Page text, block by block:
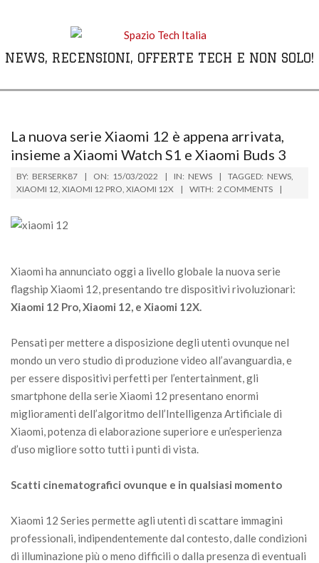
NEWS, RECENSIONI, OFFERTE TECH E NON SOLO!
MenuLa nuova serie Xiaomi 12 è appena arrivata,
insieme a Xiaomi Watch S1 e Xiaomi Buds 3
BY: BERSERK87 ON: 15/03/2022 IN: NEWS TAGGED: NEWS
XIAOMI 12 XIAOMI 12 PRO XIAOMI 12X WITH: 2 COMMENTS
Xiaomi ha annunciato oggi a livello globale la nuova serie
flagship Xiaomi 12, presentando tre dispositivi rivoluzionari:
Xiaomi 12 Pro, Xiaomi 12, e Xiaomi 12X.
Pensati per mettere a disposizione degli utenti ovunque nel
mondo un vero studio di produzione video all’avanguardia, e
per essere dispositivi perfetti per l’entertainment, gli
smartphone della serie Xiaomi 12 presentano enormi
miglioramenti dell’algoritmo dell’Intelligenza Artificiale di
Xiaomi, potenza di elaborazione superiore e un’esperienza
d’uso migliore sotto tutti i punti di vista.
Scatti cinematografici ovunque e in qualsiasi momento
Xiaomi 12 Series permette agli utenti di scattare immagini
professionali, indipendentemente dal contesto, dalle condizioni
di illuminazione più o meno difficili o dalla presenza di eventuali